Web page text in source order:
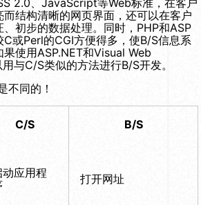
2.0、JavaScript等Web标准，在客户
结构清晰的网页界面，还可以在客户
初步的数据处理。同时，PHP和ASP
或Perl的CGI方便得多，使B/S信息系
使用ASP.NET和Visual Web
与C/S类似的方法进行B/S开发。
不同的！
C/S B/S
动应用程
打开网址